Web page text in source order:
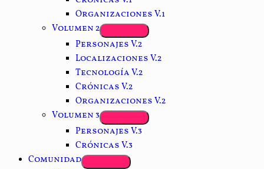
Organizaciones V.1
Volumen 2
Personajes V.2
Localizaciones V.2
Tecnología V.2
Crónicas V.2
Organizaciones V.2
Volumen 3
Personajes V.3
Crónicas V.3
Comunidad